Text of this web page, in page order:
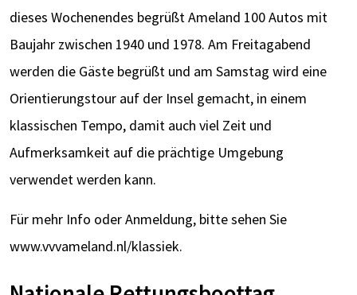
dieses Wochenendes begrüßt Ameland 100 Autos mit
Baujahr zwischen 1940 und 1978. Am Freitagabend
werden die Gäste begrüßt und am Samstag wird eine
Orientierungstour auf der Insel gemacht, in einem
klassischen Tempo, damit auch viel Zeit und
Aufmerksamkeit auf die prächtige Umgebung
verwendet werden kann.
Für mehr Info oder Anmeldung, bitte sehen Sie
www.vvvameland.nl/klassiek.